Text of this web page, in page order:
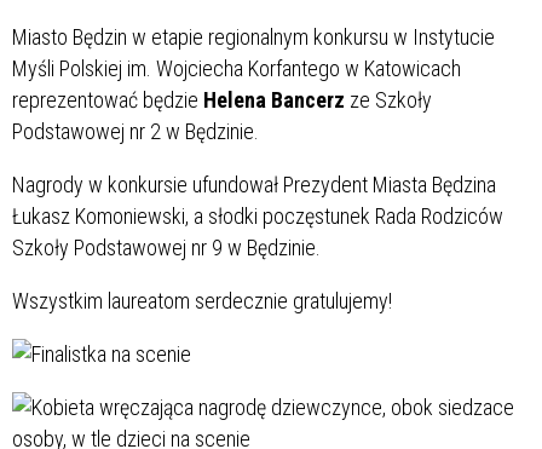
Miasto Będzin w etapie regionalnym konkursu w Instytucie
Myśli Polskiej im. Wojciecha Korfantego w Katowicach
reprezentować będzie Helena Bancerz ze Szkoły
Podstawowej nr 2 w Będzinie.
Nagrody w konkursie ufundował Prezydent Miasta Będzina
Łukasz Komoniewski, a słodki poczęstunek Rada Rodziców
Szkoły Podstawowej nr 9 w Będzinie.
Wszystkim laureatom serdecznie gratulujemy!